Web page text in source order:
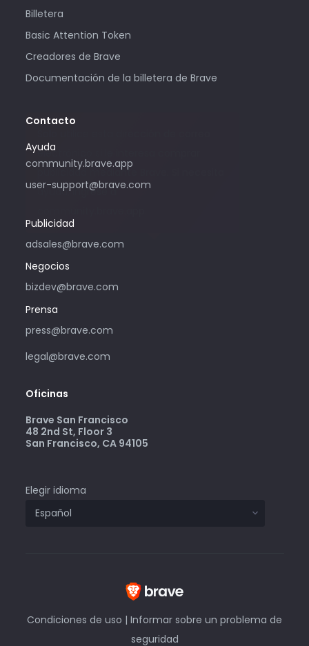
Billetera
Basic Attention Token
Creadores de Brave
Documentación de la billetera de Brave
Contacto
Ayuda
community.brave.app
user-support@brave.com
Publicidad
adsales@brave.com
electrónico si le interesa comprar
publicidad mediante Brave. Si necesita
ayuda, ingrese a
Negocios
bizdev@brave.com
Prensa
press@brave.com
legal@brave.com
Oficinas
Brave San Francisco
48 2nd St, Floor 3
San Francisco, CA 94105
Elegir idioma
Condiciones de uso | Informar sobre un problema de
seguridad